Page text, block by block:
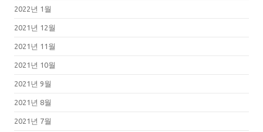
2022년 1월
2021년 12월
2021년 11월
2021년 10월
2021년 9월
2021년 8월
2021년 7월